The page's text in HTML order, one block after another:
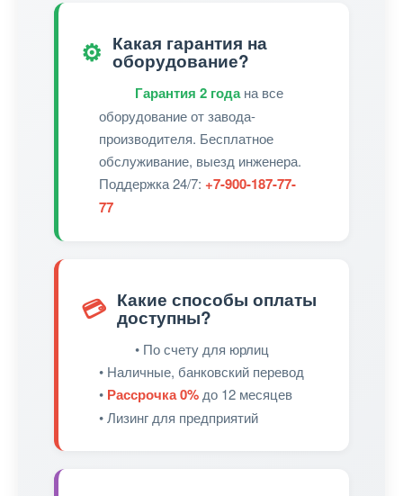
⚙️ Какая гарантия на
оборудование?
Гарантия 2 годана все
оборудование от завода-
производителя. Бесплатное
обслуживание, выезд инженера.
Поддержка 24/7: +7-900-187-77-
77
💳 Какие способы оплаты
доступны?
• По счету для юрлиц
• Наличные, банковский перевод
• Рассрочка 0% до 12 месяцев
• Лизинг для предприятий